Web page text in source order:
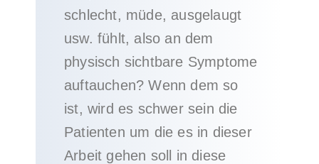
schlecht, müde, ausgelaugt
usw. fühlt, also an dem
physisch sichtbare Symptome
auftauchen? Wenn dem so
ist, wird es schwer sein die
Patienten um die es in dieser
Arbeit gehen soll in diese